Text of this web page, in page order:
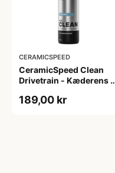
CERAMICSPEED
CeramicSpeed Clean
Drivetrain - Kæderens -
189,00 kr